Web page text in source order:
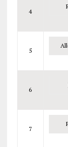
4
5
6
7